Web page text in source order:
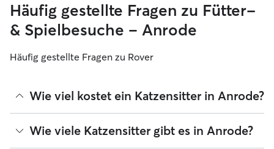
Häufig gestellte Fragen zu Fütter-
& Spielbesuche – Anrode
Häufig gestellte Fragen zu Rover
Wie viel kostet ein Katzensitter in Anrode?
Katzensitter können ihre Preise bei Rover frei festlegen. Die
durchschnittlichen Kosten für einen Rover-Katzensitter in
Wie viele Katzensitter gibt es in Anrode?